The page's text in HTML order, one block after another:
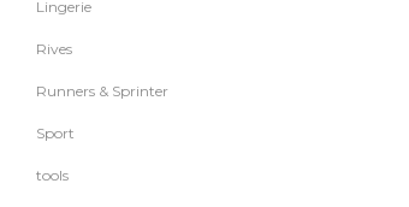
Lingerie
Rives
Runners & Sprinter
Sport
tools